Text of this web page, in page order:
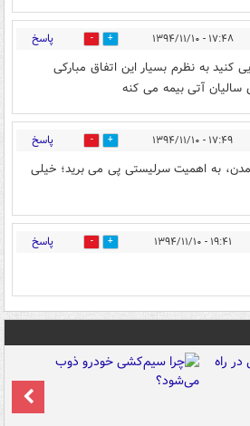
۱۷:۴۸ - ۱۳۹۴/۱۱/۱۰ 0 پاسخ
کنید به نظرم بسیار این اتفاق مبارکی
سالیان آتی بیمه می کنه
۱۷:۴۹ - ۱۳۹۴/۱۱/۱۰ 0 پاسخ
به اهمیت سرلیستی پی می برید؛ خیلی
۱۹:۴۱ - ۱۳۹۴/۱۱/۱۰ 0 پاسخ